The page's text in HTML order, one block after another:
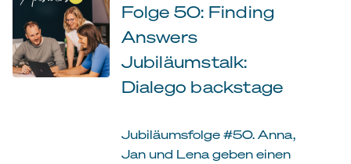
Folge 50: Finding
Answers
Jubiläumstalk:
Dialego backstage
Jubiläumsfolge #50. Anna,
Jan und Lena geben einen